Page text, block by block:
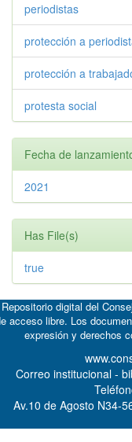
periodistas
protección a
protección a
protesta social
Fecha de
2021
Has File(s)
true
digital del
acceso libre. Los
expresión y derechos
Correo institucional -
Av.10 de Agosto N34-